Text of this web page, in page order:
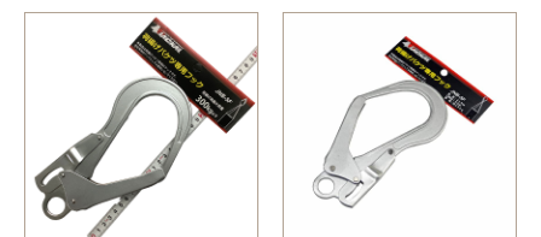
金井産業の強み
マルキン印
庖斬巴